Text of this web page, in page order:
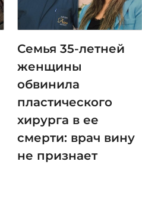
Семья 35-летней
женщины
обвинила
пластического
хирурга в ее
смерти: врач вину
не признает